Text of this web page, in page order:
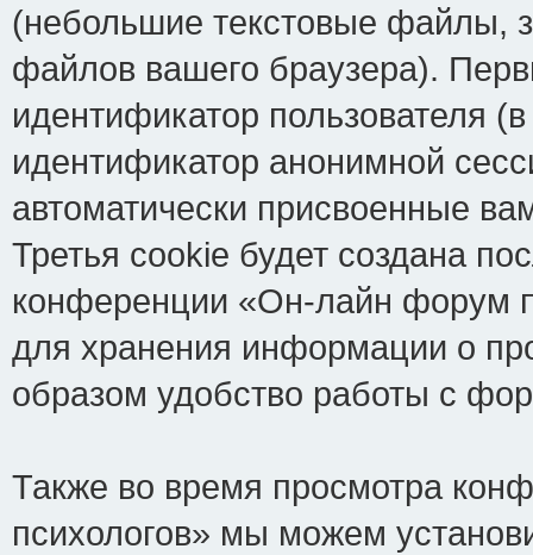
(небольшие текстовые файлы,
файлов вашего браузера).
идентификатор пользователя
идентификатор анонимной
автоматически присвоенные
Третья cookie будет создана
конференции «Он-лайн форум
для хранения информации о
образом удобство работы с
Также во время просмотра
психологов» мы можем